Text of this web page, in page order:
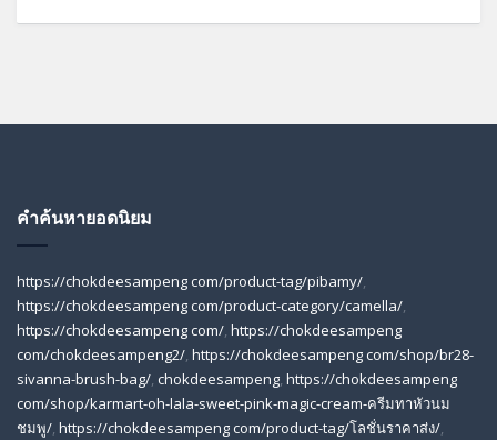
คำค้นหายอดนิยม
https://chokdeesampeng com/product-tag/pibamy/,
https://chokdeesampeng com/product-category/camella/,
https://chokdeesampeng com/, https://chokdeesampeng
com/chokdeesampeng2/, https://chokdeesampeng com/shop/br28-
sivanna-brush-bag/, chokdeesampeng, https://chokdeesampeng
com/shop/karmart-oh-lala-sweet-pink-magic-cream-ครีมทาหัวนม
ชมพู/, https://chokdeesampeng com/product-tag/โลชั่นราคาส่ง/,